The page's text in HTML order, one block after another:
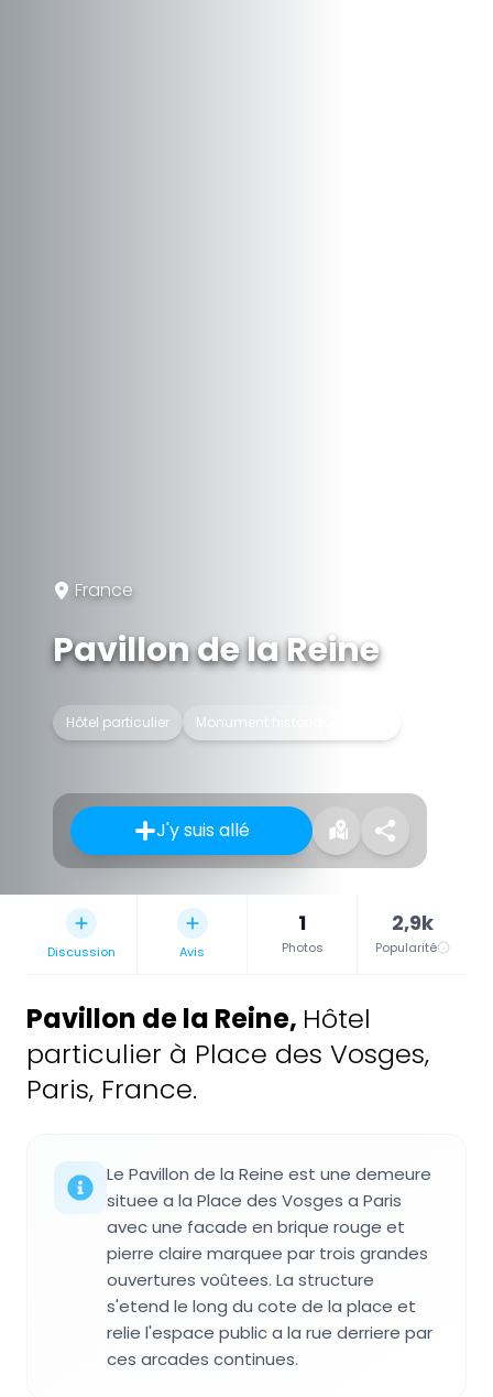
France
Pavillon de la Reine
Hôtel particulier Monument historique classé
J'y suis allé
Discussion Avis
1
Photos
2,9k
Popularité
Pavillon de la Reine, Hôtel
particulier à Place des Vosges,
Paris, France.
Le Pavillon de la Reine est une demeure
situee a la Place des Vosges a Paris
avec une facade en brique rouge et
pierre claire marquee par trois grandes
ouvertures voûtees. La structure
s'etend le long du cote de la place et
relie l'espace public a la rue derriere par
ces arcades continues.